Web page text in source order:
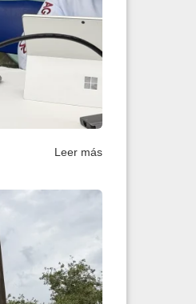
permite monitorear
Leer más